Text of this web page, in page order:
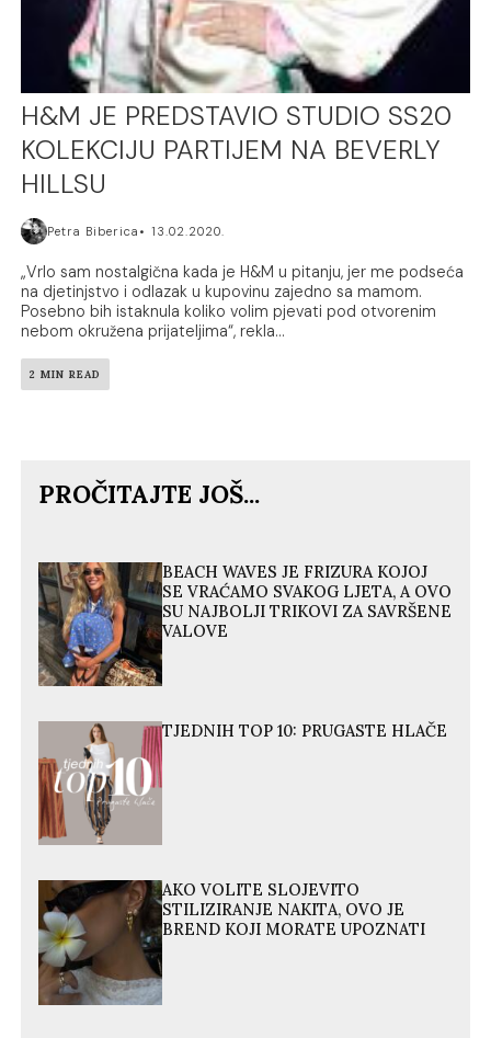
H&M JE PREDSTAVIO STUDIO SS20
KOLEKCIJU PARTIJEM NA BEVERLY
HILLSU
Petra Biberica 13.02.2020.
„Vrlo sam nostalgična kada je H&M u pitanju, jer me podseća
na djetinjstvo i odlazak u kupovinu zajedno sa mamom.
Posebno bih istaknula koliko volim pjevati pod otvorenim
nebom okružena prijateljima“, rekla...
2 MIN READ
PROČITAJTE JOŠ...
BEACH WAVES JE FRIZURA KOJOJ
SE VRAĆAMO SVAKOG LJETA, A OVO
SU NAJBOLJI TRIKOVI ZA SAVRŠENE
VALOVE
TJEDNIH TOP 10: PRUGASTE HLAČE
AKO VOLITE SLOJEVITO
STILIZIRANJE NAKITA, OVO JE
BREND KOJI MORATE UPOZNATI